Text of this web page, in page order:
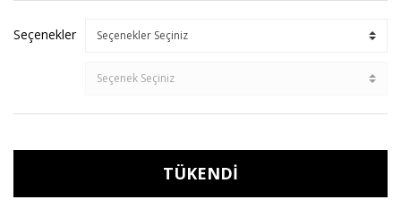
Seçenekler
TÜKENDİ